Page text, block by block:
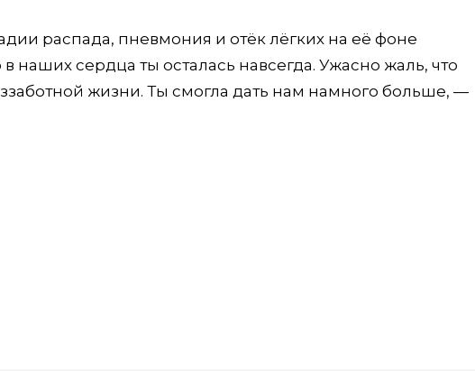
распада, пневмония и отёк лёгких на её фоне
сердца ты осталась навсегда. Ужасно жаль, что
жизни. Ты смогла дать нам намного больше, —